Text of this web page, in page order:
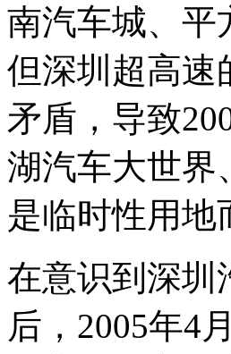
南汽车城、平
但深圳超高速
矛盾，导致
湖汽车大世界
是临时性用地
在意识到深圳
后，2005年4